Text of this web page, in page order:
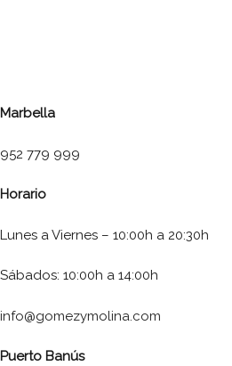
Marbella
952 779 999
Horario
Lunes a Viernes – 10:00h a 20:30h
Sábados: 10:00h a 14:00h
info@gomezymolina.com
Puerto Banús